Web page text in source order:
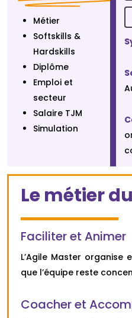
Métier
Softskills &
Hardskills
Diplôme
Emploi et
secteur
Salaire TJM
Simulation
Le métier
Faciliter et Animer
L’Agile Master organise
que l’équipe reste
Coacher et